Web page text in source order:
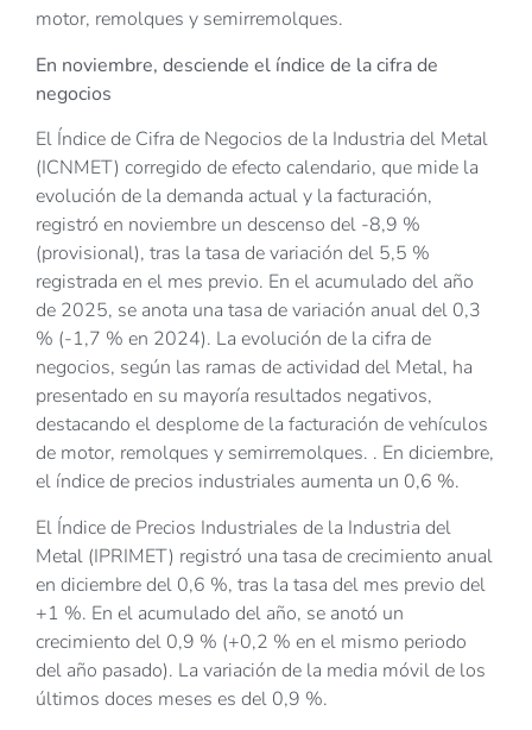
motor, remolques y semirremolques.
En noviembre, desciende el índice de la cifra de
negocios
El Índice de Cifra de Negocios de la Industria del Metal
(ICNMET) corregido de efecto calendario, que mide la
evolución de la demanda actual y la facturación,
registró en noviembre un descenso del -8,9 %
(provisional), tras la tasa de variación del 5,5 %
registrada en el mes previo. En el acumulado del año
de 2025, se anota una tasa de variación anual del 0,3
% (-1,7 % en 2024). La evolución de la cifra de
negocios, según las ramas de actividad del Metal, ha
presentado en su mayoría resultados negativos,
destacando el desplome de la facturación de vehículos
de motor, remolques y semirremolques. . En diciembre,
el índice de precios industriales aumenta un 0,6 %.
El Índice de Precios Industriales de la Industria del
Metal (IPRIMET) registró una tasa de crecimiento anual
en diciembre del 0,6 %, tras la tasa del mes previo del
+1 %. En el acumulado del año, se anotó un
crecimiento del 0,9 % (+0,2 % en el mismo periodo
del año pasado). La variación de la media móvil de los
últimos doces meses es del 0,9 %.